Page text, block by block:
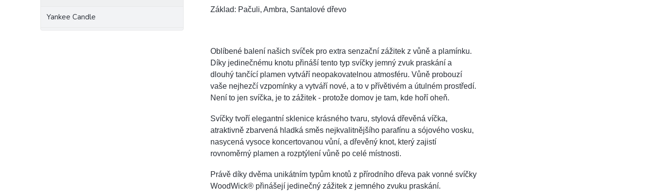
Yankee Candle
Základ: Pačuli, Ambra, Santalové dřevo
Oblíbené balení našich svíček pro extra senzační zážitek z vůně a plamínku.
Díky jedinečnému knotu přináší tento typ svíčky jemný zvuk praskání a
dlouhý tančící plamen vytváří neopakovatelnou atmosféru. Vůně probouzí
vaše nejhezčí vzpomínky a vytváří nové, a to v přívětivém a útulném prostředí.
Není to jen svíčka, je to zážitek - protože domov je tam, kde hoří oheň.
Svíčky tvoří elegantní sklenice krásného tvaru, stylová dřevěná víčka,
atraktivně zbarvená hladká směs nejkvalitnějšího parafínu a sójového vosku,
nasycená vysoce koncertovanou vůní, a dřevěný knot, který zajistí
rovnoměrný plamen a rozptýlení vůně po celé místnosti.
Právě díky dvěma unikátním typům knotů z přírodního dřeva pak vonné svíčky
WoodWick® přinášejí jedinečný zážitek z jemného zvuku praskání.